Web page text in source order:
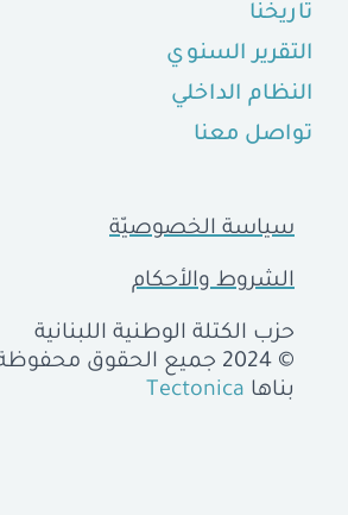
تاريخنا
التقرير السنوي
النظام الداخلي
تواصل معنا
سياسة الخصوصيّة
الشروط والأحكام
حزب الكتلة الوطنية اللبنانية
© 2024 جميع الحقوق محفوظة
بناها Tectonica